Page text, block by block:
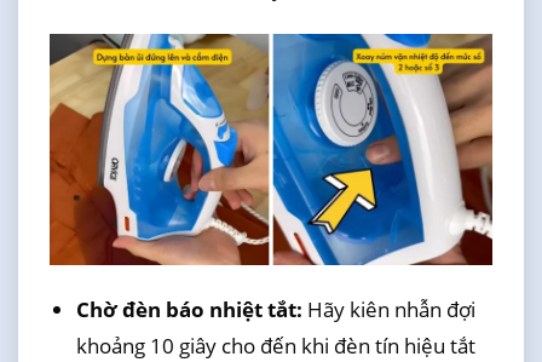
Chờ đèn báo nhiệt tắt: Hãy kiên nhẫn đợi
khoảng 10 giây cho đến khi đèn tín hiệu tắt